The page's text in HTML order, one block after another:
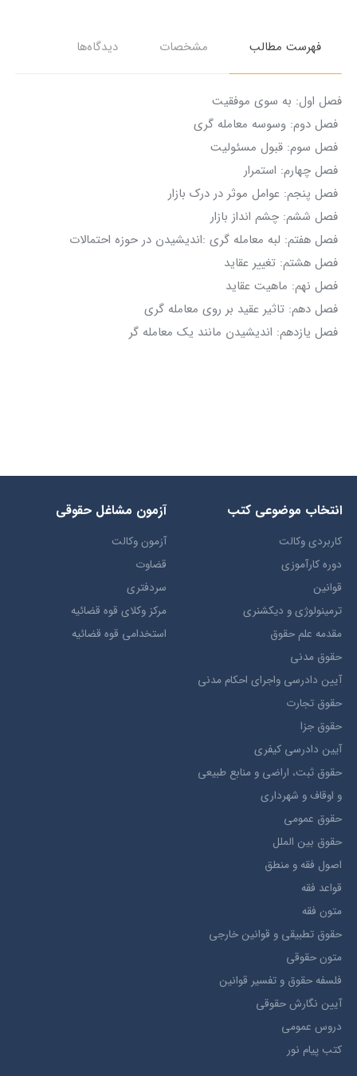
فهرست مطالب مشخصات دیدگاه‌ها
فصل اول: به سوی موفقیت
فصل دوم: وسوسه معامله گری
فصل سوم: قبول مسئولیت
فصل چهارم: استمرار
فصل پنجم: عوامل موثر در درک بازار
فصل ششم: چشم انداز بازار
فصل هفتم: لبه معامله گری :اندیشیدن در حوزه احتمالات
فصل هشتم: تغییر عقاید
فصل نهم: ماهیت عقاید
فصل دهم: تاثیر عقید بر روی معامله گری
فصل یازدهم: اندیشیدن مانند یک معامله گر
انتخاب​ موضوعي​ کتب
کاربردی وکالت
دوره کارآموزی
قوانین
ترمينولوژي و ديکشنري
مقدمه علم حقوق
حقوق مدني
آيين دادرسي ​واجراي ​احکام ​مدني
حقوق تجارت
حقوق جزا
آيین دادرسی کیفری
حقوق ثبت، اراضي و منابع طبيعي
و اوقاف و شهرداری
حقوق عمومی
حقوق بين الملل
اصول فقه و منطق
قواعد فقه
متون فقه
حقوق تطبيقي و قوانین خارجی
متون حقوقي
فلسفه حقوق و تفسیر قوانین
آیین نگارش حقوقی
دروس عمومی
کتب پیام نور
آزمون مشاغل حقوقی
آزمون وکالت
قضاوت
سردفتری
مرکز وکلای قوه قضائیه
استخدامی قوه قضائیه